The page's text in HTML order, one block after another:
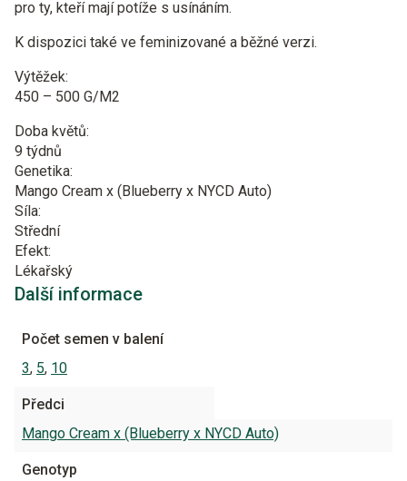
pro ty, kteří mají potíže s usínáním.
K dispozici také ve feminizované a běžné verzi.
Výtěžek:
450 – 500 G/M2
Doba květů:
9 týdnů
Genetika:
Mango Cream x (Blueberry x NYCD Auto)
Síla:
Střední
Efekt:
Lékařský
Další informace
Počet semen v balení
3, 5, 10
Předci
Mango Cream x (Blueberry x NYCD Auto)
Genotyp